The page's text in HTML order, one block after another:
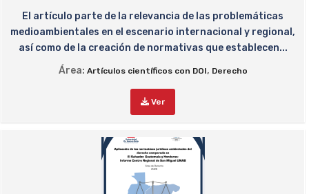
El artículo parte de la relevancia de las problemáticas
medioambientales en el escenario internacional y regional,
así como de la creación de normativas que establecen...
Área: Artículos científicos con DOI, Derecho
Ver